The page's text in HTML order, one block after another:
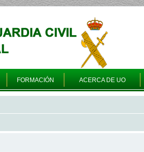
FORMACIÓN ACERCA DE UO